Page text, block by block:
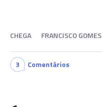
CHEGA FRANCISCO GOMES
3 Comentários